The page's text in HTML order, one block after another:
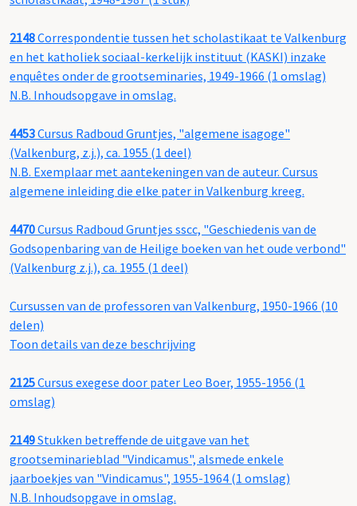
2148Correspondentie tussen het scholastikaat te Valkenburg
en het katholiek sociaal-kerkelijk instituut (KASKI) inzake
enquêtes onder de grootseminaries, 1949-1966 (1 omslag)
N.B. Inhoudsopgave in omslag.
4453Cursus Radboud Gruntjes, "algemene isagoge"
(Valkenburg, z.j.), ca. 1955 (1 deel)
N.B. Exemplaar met aantekeningen van de auteur. Cursus
algemene inleiding die elke pater in Valkenburg kreeg.
4470Cursus Radboud Gruntjes sscc, "Geschiedenis van de
Godsopenbaring van de Heilige boeken van het oude verbond"
(Valkenburg z.j.), ca. 1955 (1 deel)
Cursussen van de professoren van Valkenburg, 1950-1966 (10
delen)
Toon details van deze beschrijving
2125Cursus exegese door pater Leo Boer, 1955-1956 (1
omslag)
2149Stukken betreffende de uitgave van het
grootseminarieblad "Vindicamus", alsmede enkele
jaarboekjes van "Vindicamus", 1955-1964 (1 omslag)
N.B. Inhoudsopgave in omslag.